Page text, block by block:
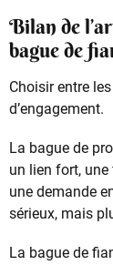
Bilan de
bague de
Choisir entre
d’engagement.
La bague de
un lien fort,
une demande
sérieux, mais
La bague de